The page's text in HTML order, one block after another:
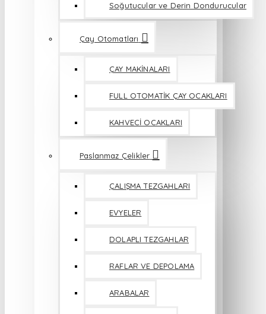
Soğutucular ve Derin Dondurucular
Çay Otomatları
ÇAY MAKİNALARI
FULL OTOMATİK ÇAY OCAKLARI
KAHVECİ OCAKLARI
Paslanmaz Çelikler
ÇALIŞMA TEZGAHLARI
EVYELER
DOLAPLI TEZGAHLAR
RAFLAR VE DEPOLAMA
ARABALAR